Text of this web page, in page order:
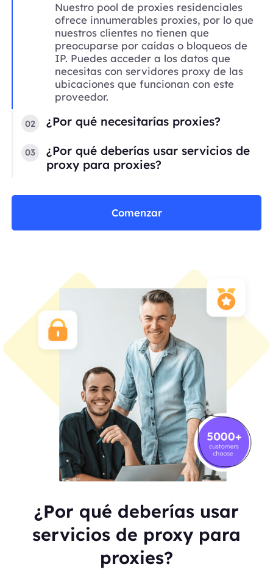
Nuestro pool de proxies residenciales
ofrece innumerables proxies, por lo que
nuestros clientes no tienen que
preocuparse por caídas o bloqueos de
IP. Puedes acceder a los datos que
necesitas con servidores proxy de las
ubicaciones que funcionan con este
proveedor.
02 ¿Por qué necesitarías proxies?
03
¿Por qué deberías usar servicios de
proxy para proxies?
Comenzar
¿Por qué deberías usar
servicios de proxy para
proxies?